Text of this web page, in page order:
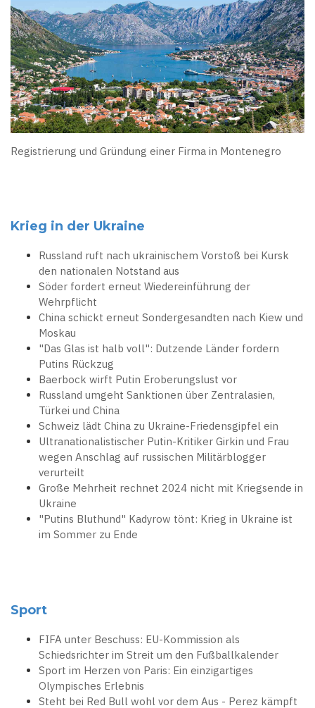
Registrierung und Gründung einer Firma in Montenegro
Krieg in der Ukraine
Russland ruft nach ukrainischem Vorstoß bei Kursk
den nationalen Notstand aus
Söder fordert erneut Wiedereinführung der
Wehrpflicht
China schickt erneut Sondergesandten nach Kiew und
Moskau
"Das Glas ist halb voll": Dutzende Länder fordern
Putins Rückzug
Baerbock wirft Putin Eroberungslust vor
Russland umgeht Sanktionen über Zentralasien,
Türkei und China
Schweiz lädt China zu Ukraine-Friedensgipfel ein
Ultranationalistischer Putin-Kritiker Girkin und Frau
wegen Anschlag auf russischen Militärblogger
verurteilt
Große Mehrheit rechnet 2024 nicht mit Kriegsende in
Ukraine
"Putins Bluthund" Kadyrow tönt: Krieg in Ukraine ist
im Sommer zu Ende
Sport
FIFA unter Beschuss: EU-Kommission als
Schiedsrichter im Streit um den Fußballkalender
Sport im Herzen von Paris: Ein einzigartiges
Olympisches Erlebnis
Steht bei Red Bull wohl vor dem Aus - Perez kämpft